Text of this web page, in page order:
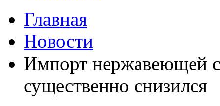
Главная
Новости
Импорт нержавеющей
существенно снизился